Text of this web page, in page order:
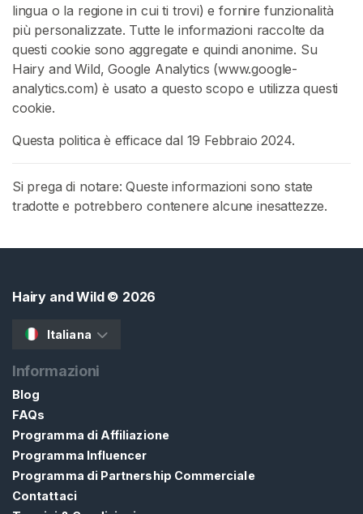
lingua o la regione in cui ti trovi) e fornire funzionalità
più personalizzate. Tutte le informazioni raccolte da
questi cookie sono aggregate e quindi anonime. Su
Hairy and Wild, Google Analytics (www.google-
analytics.com) è usato a questo scopo e utilizza questi
cookie.
Questa politica è efficace dal 19 Febbraio 2024.
Si prega di notare: Queste informazioni sono state
tradotte e potrebbero contenere alcune inesattezze.
Hairy and Wild© 2026
Italiana
Informazioni
Blog
FAQs
Programma di Affiliazione
Programma Influencer
Programma di Partnership Commerciale
Contattaci
A
d
o
r
a
z
o
e
D
i
p
e
l
l
R
u
o
l
o